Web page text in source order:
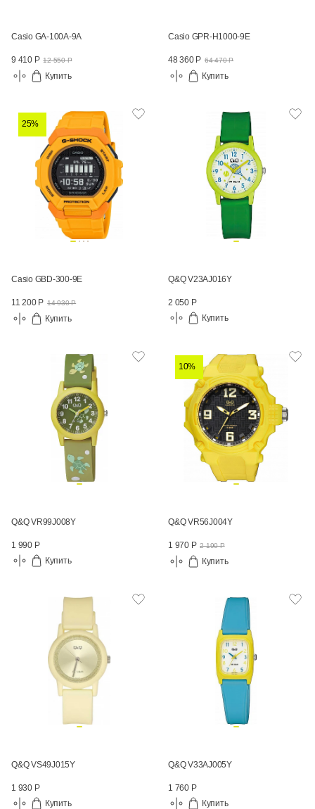
Casio GA-100A-9A
9 410 Р 12 550 Р
Купить
Casio GPR-H1000-9E
48 360 Р 64 470 Р
Купить
25%
Casio GBD-300-9E
11 200 Р 14 930 Р
Купить
Q&Q V23AJ016Y
2 050 Р
Купить
Q&Q VR99J008Y
1 990 Р
Купить
10%
Q&Q VR56J004Y
1 970 Р 2 190 Р
Купить
Q&Q VS49J015Y
1 930 Р
Купить
Q&Q V33AJ005Y
1 760 Р
Купить